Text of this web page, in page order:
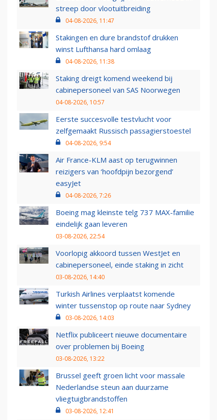
streep door vlootuitbreiding
04-08-2026, 11:47
Stakingen en dure brandstof drukken
winst Lufthansa hard omlaag
04-08-2026, 11:38
Staking dreigt komend weekend bij
cabinepersoneel van SAS Noorwegen
04-08-2026, 10:57
Eerste succesvolle testvlucht voor
zelfgemaakt Russisch passagierstoestel
04-08-2026, 9:54
Air France-KLM aast op terugwinnen
reizigers van ‘hoofdpijn bezorgend’
easyJet
04-08-2026, 7:26
Boeing mag kleinste telg 737 MAX-familie
eindelijk gaan leveren
03-08-2026, 22:54
Voorlopig akkoord tussen WestJet en
cabinepersoneel, einde staking in zicht
03-08-2026, 14:40
Turkish Airlines verplaatst komende
winter tussenstop op route naar Sydney
03-08-2026, 14:03
Netflix publiceert nieuwe documentaire
over problemen bij Boeing
03-08-2026, 13:22
Brussel geeft groen licht voor massale
Nederlandse steun aan duurzame
vliegtuigbrandstoffen
03-08-2026, 12:41